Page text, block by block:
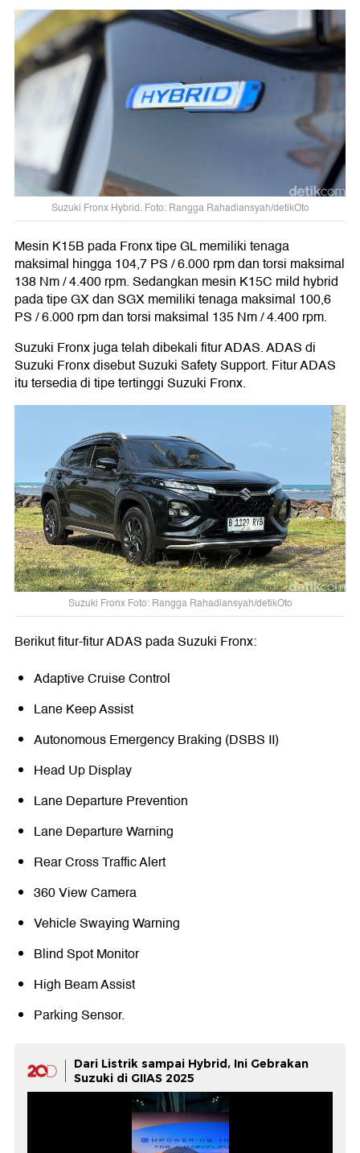
Suzuki Fronx Hybrid. Foto: Rangga Rahadiansyah/detikOto
Mesin K15B pada Fronx tipe GL memiliki tenaga
maksimal hingga 104,7 PS / 6.000 rpm dan torsi maksimal
138 Nm / 4.400 rpm. Sedangkan mesin K15C mild hybrid
pada tipe GX dan SGX memiliki tenaga maksimal 100,6
PS / 6.000 rpm dan torsi maksimal 135 Nm / 4.400 rpm.
Suzuki Fronx juga telah dibekali fitur ADAS. ADAS di
Suzuki Fronx disebut Suzuki Safety Support. Fitur ADAS
itu tersedia di tipe tertinggi Suzuki Fronx.
Suzuki Fronx Foto: Rangga Rahadiansyah/detikOto
Berikut fitur-fitur ADAS pada Suzuki Fronx:
Adaptive Cruise Control
Lane Keep Assist
Autonomous Emergency Braking (DSBS II)
Head Up Display
Lane Departure Prevention
Lane Departure Warning
Rear Cross Traffic Alert
360 View Camera
Vehicle Swaying Warning
Blind Spot Monitor
High Beam Assist
Parking Sensor.
Dari Listrik sampai Hybrid, Ini Gebrakan
Suzuki di GIIAS 2025